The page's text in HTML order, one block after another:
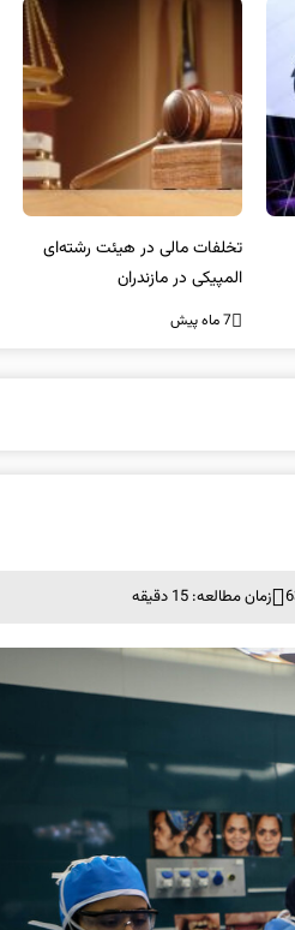
تخلفات مالی در هیئت رشته‌ای
المپیکی در مازندران
7 ماه پیش
زمان مطالعه: 15 دقیقه